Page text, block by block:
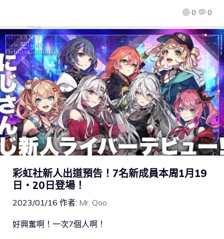
0 0
彩虹社新人出道預告！7名新成員本周1月19
日・20日登場！
2023/01/16 作者: Mr. Qoo
好興奮啊！一次7個人啊！